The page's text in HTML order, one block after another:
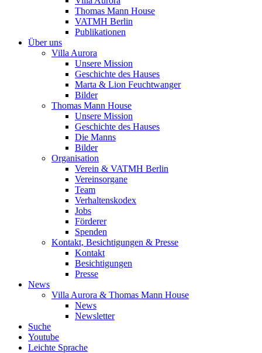
Thomas Mann House
VATMH Berlin
Publikationen
Über uns
Villa Aurora
Unsere Mission
Geschichte des Hauses
Marta & Lion Feuchtwanger
Bilder
Thomas Mann House
Unsere Mission
Geschichte des Hauses
Die Manns
Bilder
Organisation
Verein & VATMH Berlin
Vereinsorgane
Team
Verhaltenskodex
Jobs
Förderer
Spenden
Kontakt, Besichtigungen & Presse
Kontakt
Besichtigungen
Presse
News
Villa Aurora & Thomas Mann House
News
Newsletter
Suche
Youtube
Leichte Sprache